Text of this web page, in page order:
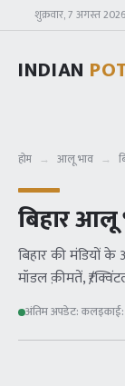
शुक्रवार, 7 अगस्त 2026
INDIAN
होम → आलू भाव →
बिहारआलू
बिहारकी मंडियों
मॉडल क़ीमतें, ₹/
अंतिम अपडेट:कलइकाई: